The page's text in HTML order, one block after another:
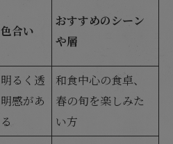
色合い
おすすめのシーン
や層
明るく透
明感があ
る
和食中心の食卓、
春の旬を楽しみた
い方